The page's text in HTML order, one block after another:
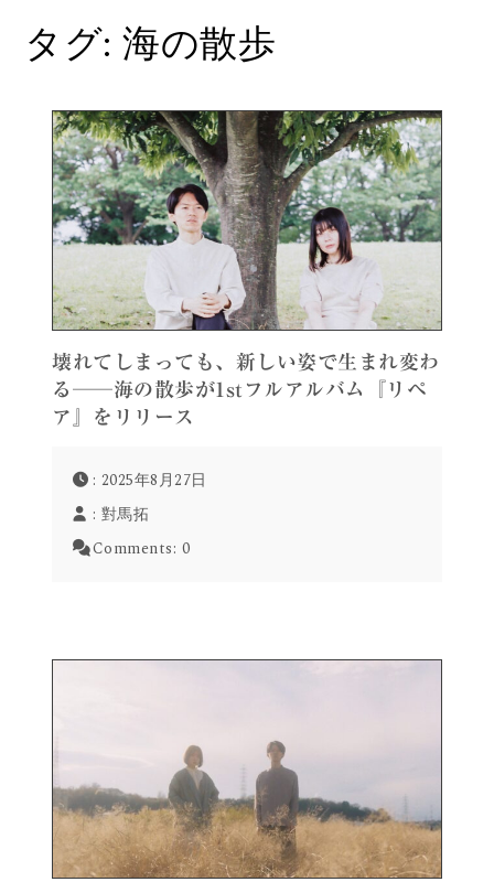
タグ:海の散歩
壊れてしまっても、新しい姿で生まれ変わ
る──海の散歩が1stフルアルバム『リペ
ア』をリリース
: 2025年8月27日
: 對馬拓
Comments: 0